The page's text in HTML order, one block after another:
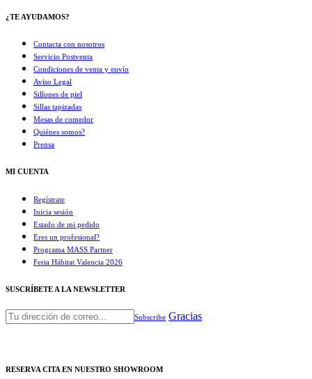
¿TE AYUDAMOS?
Contacta con nosotros
Servicio Postventa
Condiciones de venta y envío
Aviso Legal
Sillones de piel
Sillas tapizadas
Mesas de comedor
Quiénes somos?
Prensa
MI CUENTA
Regístrate
Inicia sesión
Estado de mi pedido
Eres un profesional?
Programa MASS Partner
Feria Hábitat Valencia 2026​
SUSCRÍBETE A LA NEWSLETTER
Subscribe Gracias
RESERVA CITA EN NUESTRO SHOWROOM